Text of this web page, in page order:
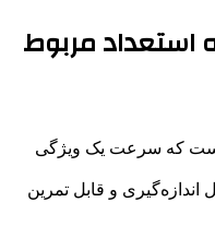
استعداد مربوط
است که سرعت یک ویژگی
و قابل تمرین